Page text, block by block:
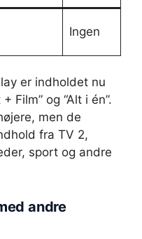
Ingen
er indholdet nu
Film” og “Alt i én”.
men de
fra TV 2,
sport og andre
andre